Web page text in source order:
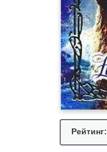
Рейтинг: